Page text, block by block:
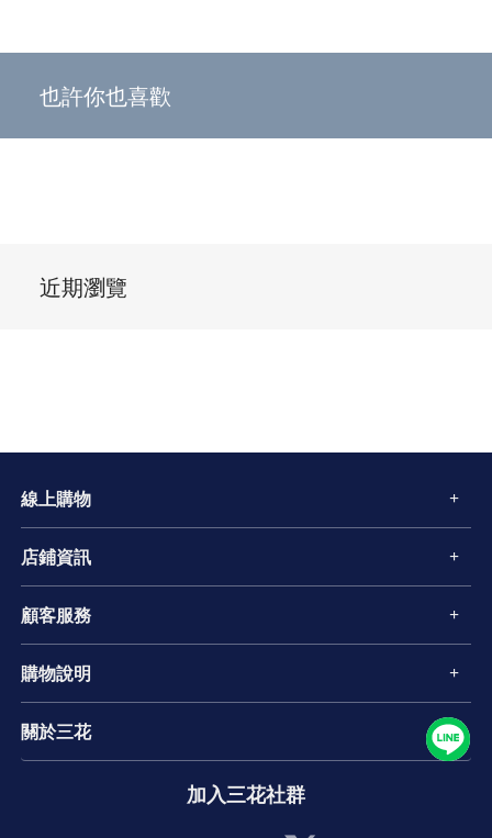
也許你也喜歡
近期瀏覽
線上購物
店鋪資訊
顧客服務
購物說明
關於三花
加入三花社群